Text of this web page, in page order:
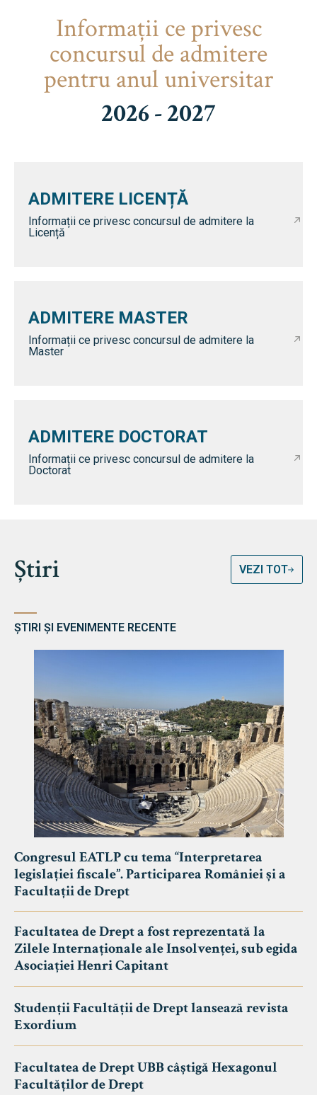
Informaţii ce privesc
concursul de admitere
pentru anul universitar
2026 - 2027
ADMITERE LICENȚĂ
Informații ce privesc concursul de admitere la
Licență
ADMITERE MASTER
Informații ce privesc concursul de admitere la
Master
ADMITERE DOCTORAT
Informații ce privesc concursul de admitere la
Doctorat
Știri VEZI TOT
ȘTIRI ȘI EVENIMENTE RECENTE
Congresul EATLP cu tema “Interpretarea
legislației fiscale”. Participarea României și a
Facultații de Drept
Facultatea de Drept a fost reprezentată la
Zilele Internaționale ale Insolvenței, sub egida
Asociației Henri Capitant
Studenții Facultății de Drept lansează revista
Exordium
Facultatea de Drept UBB câștigă Hexagonul
Facultăților de Drept